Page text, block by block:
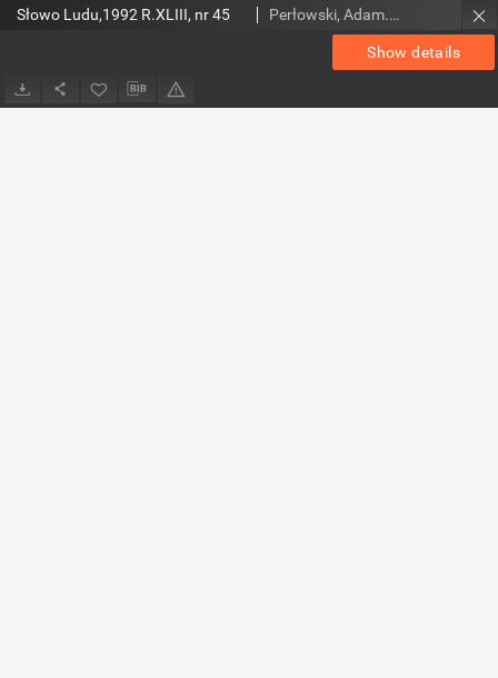
Show details
Słowo Ludu,1992 R.XLIII, nr 45 Perłowski, Adam. Red.